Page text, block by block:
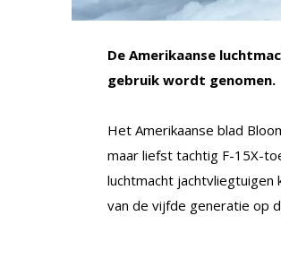
De Amerikaanse
gebruik wordt genomen.
Het Amerikaanse blad
maar liefst tachtig F-15X-
luchtmacht
van de vijfde generatie op